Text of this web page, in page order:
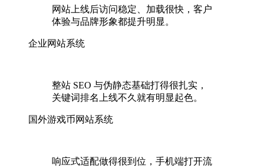
网站上线后访问稳定、加载很快，客户
体验与品牌形象都提升明显。
企业网站系统
整站 SEO 与伪静态基础打得很扎实，
关键词排名上线不久就有明显起色。
国外游戏币网站系统
响应式适配做得很到位，手机端打开流